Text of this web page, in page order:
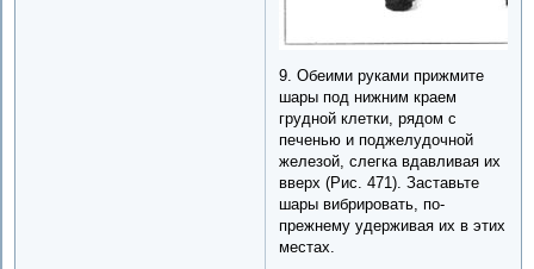
9. Обеими руками прижмите
шары под нижним краем
грудной клетки, рядом с
печенью и поджелудочной
железой, слегка вдавливая их
вверх (Рис. 471). Заставьте
шары вибрировать, по-
прежнему удерживая их в этих
местах.